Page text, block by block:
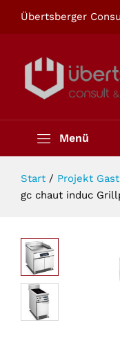
Übertsberger
Menü
Start / Projekt
gc chaut induc